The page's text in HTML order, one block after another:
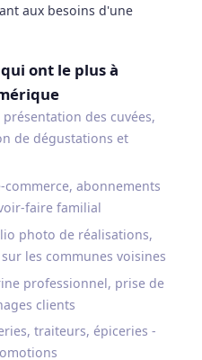
aux besoins d'une
ont le plus à
présentation des cuvées,
de dégustations et
commerce, abonnements
faire familial
photo de réalisations,
les communes voisines
professionnel, prise de
clients
traiteurs, épiceries -